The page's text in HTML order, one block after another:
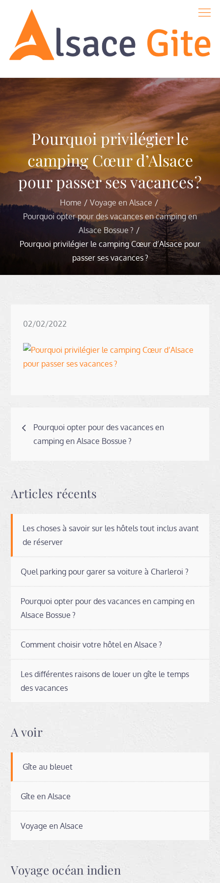
content
Alsace-gite
Pourquoi privilégier le
camping Cœur d’Alsace
pour passer ses vacances ?
Home
Voyage en Alsace
Pourquoi opter pour des vacances en camping en
Alsace Bossue ?
Pourquoi privilégier le camping Cœur d’Alsace pour
passer ses vacances ?
Posted
02/02/2022
Navigation
Pourquoi opter pour des vacances en
camping en Alsace Bossue ?
Articles récents
Les choses à savoir sur les hôtels tout inclus avant
de réserver
Quel parking pour garer sa voiture à Charleroi ?
Pourquoi opter pour des vacances en camping en
Alsace Bossue ?
Comment choisir votre hôtel en Alsace ?
Les différentes raisons de louer un gîte le temps
des vacances
A voir
Gîte au bleuet
Gîte en Alsace
Voyage en Alsace
Voyage océan indien